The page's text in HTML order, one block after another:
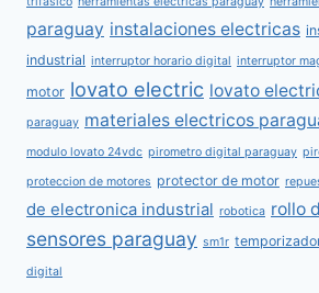
paraguay instalaciones electricas
industrial interruptor horario digital interruptor
motor lovato electric lovato
paraguay materiales electricos
modulo lovato 24vdc pirometro digital paraguay
proteccion de motores protector de motor
de electronica industrial robotica rollo
sensores paraguay sm1r
digital